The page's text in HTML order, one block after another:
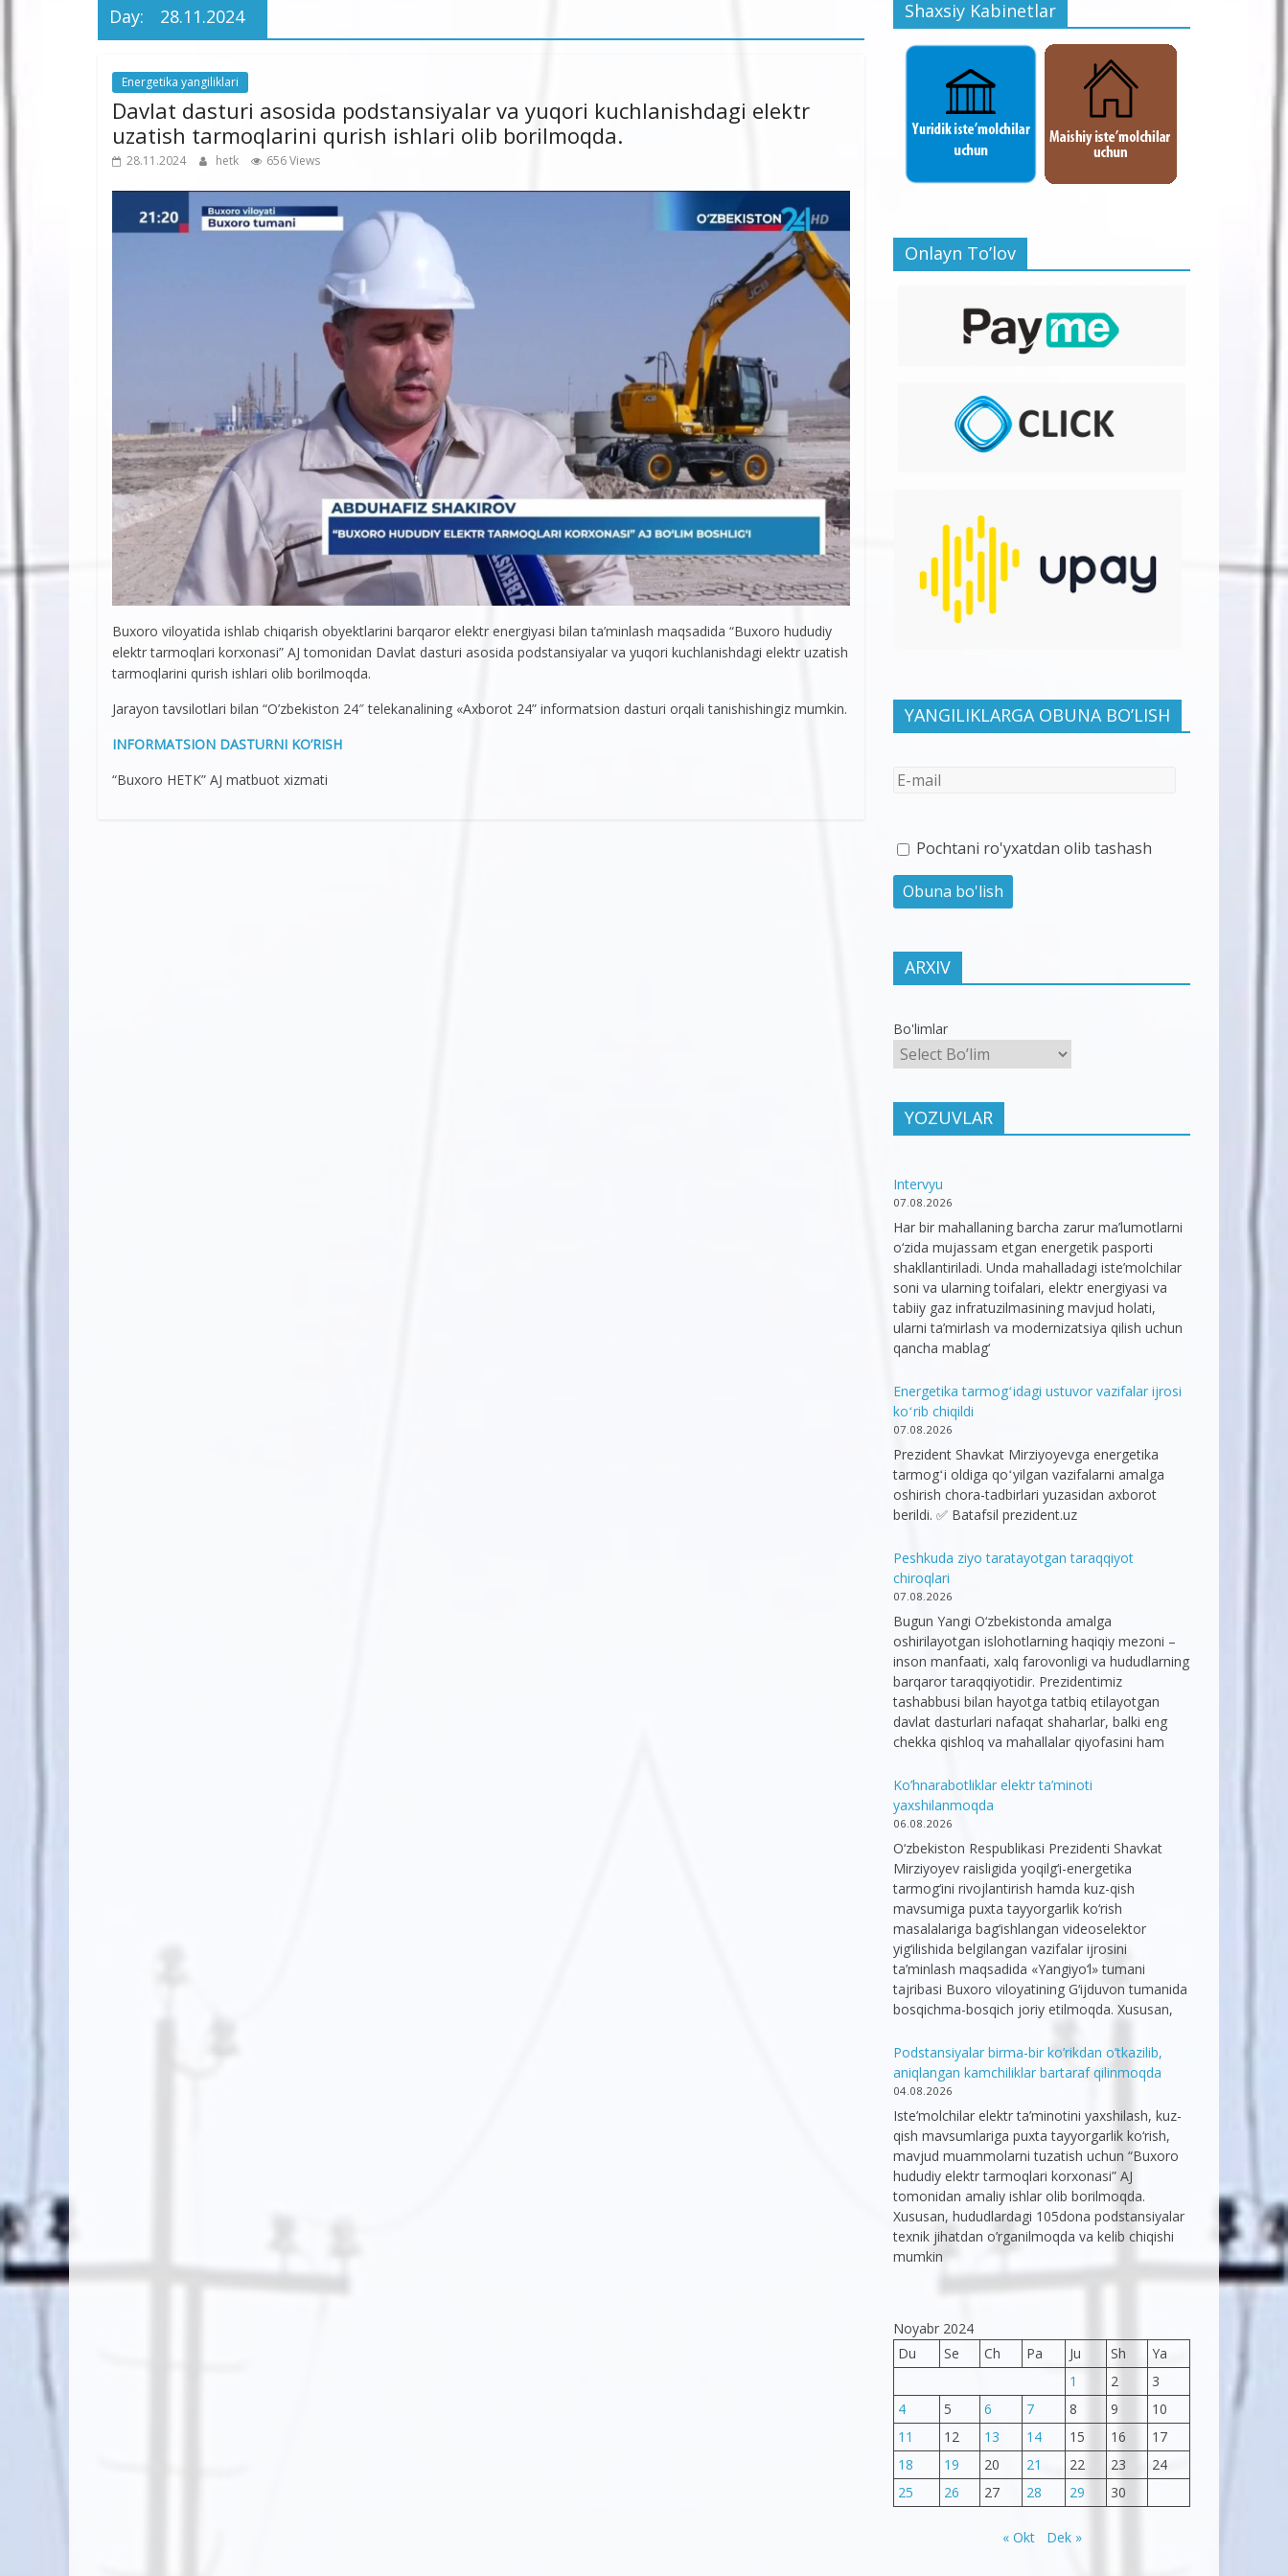
Day: 28.11.2024
Energetika yangiliklari
Davlat dasturi asosida podstansiyalar va yuqori kuchlanishdagi elektr
uzatish tarmoqlarini qurish ishlari olib borilmoqda.
28.11.2024 hetk 656 Views
Buxoro viloyatida ishlab chiqarish obyektlarini barqaror elektr energiyasi bilan ta’minlash maqsadida “Buxoro hududiy
elektr tarmoqlari korxonasi” AJ tomonidan Davlat dasturi asosida podstansiyalar va yuqori kuchlanishdagi elektr uzatish
tarmoqlarini qurish ishlari olib borilmoqda.
Jarayon tavsilotlari bilan “O’zbekiston 24″ telekanalining «Axborot 24” informatsion dasturi orqali tanishishingiz mumkin.
INFORMATSION DASTURNI KO’RISH
“Buxoro HETK” AJ matbuot xizmati
Shaxsiy Kabinetlar
Onlayn To’lov
YANGILIKLARGA OBUNA BO’LISH
Pochtani ro'yxatdan olib tashash
ARXIV
Bo'limlar
YOZUVLAR
Intervyu
07.08.2026
Har bir mahallaning barcha zarur ma’lumotlarni
o‘zida mujassam etgan energetik pasporti
shakllantiriladi. Unda mahalladagi iste’molchilar
soni va ularning toifalari, elektr energiyasi va
tabiiy gaz infratuzilmasining mavjud holati,
ularni ta’mirlash va modernizatsiya qilish uchun
qancha mablag‘
Energetika tarmogʻidagi ustuvor vazifalar ijrosi
koʻrib chiqildi
07.08.2026
Prezident Shavkat Mirziyoyevga energetika
tarmogʻi oldiga qoʻyilgan vazifalarni amalga
oshirish chora-tadbirlari yuzasidan axborot
berildi. ✅ Batafsil prezident.uz
Peshkuda ziyo taratayotgan taraqqiyot
chiroqlari
07.08.2026
Bugun Yangi O‘zbekistonda amalga
oshirilayotgan islohotlarning haqiqiy mezoni –
inson manfaati, xalq farovonligi va hududlarning
barqaror taraqqiyotidir. Prezidentimiz
tashabbusi bilan hayotga tatbiq etilayotgan
davlat dasturlari nafaqat shaharlar, balki eng
chekka qishloq va mahallalar qiyofasini ham
Ko’hnarabotliklar elektr ta’minoti
yaxshilanmoqda
06.08.2026
O‘zbekiston Respublikasi Prezidenti Shavkat
Mirziyoyev raisligida yoqilg‘i-energetika
tarmog‘ini rivojlantirish hamda kuz-qish
mavsumiga puxta tayyorgarlik ko‘rish
masalalariga bag‘ishlangan videoselektor
yig‘ilishida belgilangan vazifalar ijrosini
ta’minlash maqsadida «Yangiyo‘l» tumani
tajribasi Buxoro viloyatining G‘ijduvon tumanida
bosqichma-bosqich joriy etilmoqda. Xususan,
Podstansiyalar birma-bir ko’rikdan o’tkazilib,
aniqlangan kamchiliklar bartaraf qilinmoqda
04.08.2026
Iste’molchilar elektr ta’minotini yaxshilash, kuz-
qish mavsumlariga puxta tayyorgarlik ko‘rish,
mavjud muammolarni tuzatish uchun “Buxoro
hududiy elektr tarmoqlari korxonasi” AJ
tomonidan amaliy ishlar olib borilmoqda.
Xususan, hududlardagi 105dona podstansiyalar
texnik jihatdan o’rganilmoqda va kelib chiqishi
mumkin
Noyabr 2024
Du
Se Ch Pa Ju Sh
Ya
1
2
3
4
5 6 7 8 9
10
11
12 13 14 15 16
17
18
19 20 21 22 23
24
25
26 27 28 29 30
« Okt Dek »